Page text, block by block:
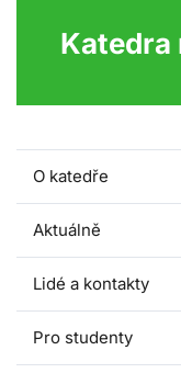
O katedře
Aktuálně
Lidé a kontakty
Pro studenty